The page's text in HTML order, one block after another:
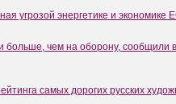
угрозой энергетике и экономике
больше, чем на оборону, сообщили в
самых дорогих русских